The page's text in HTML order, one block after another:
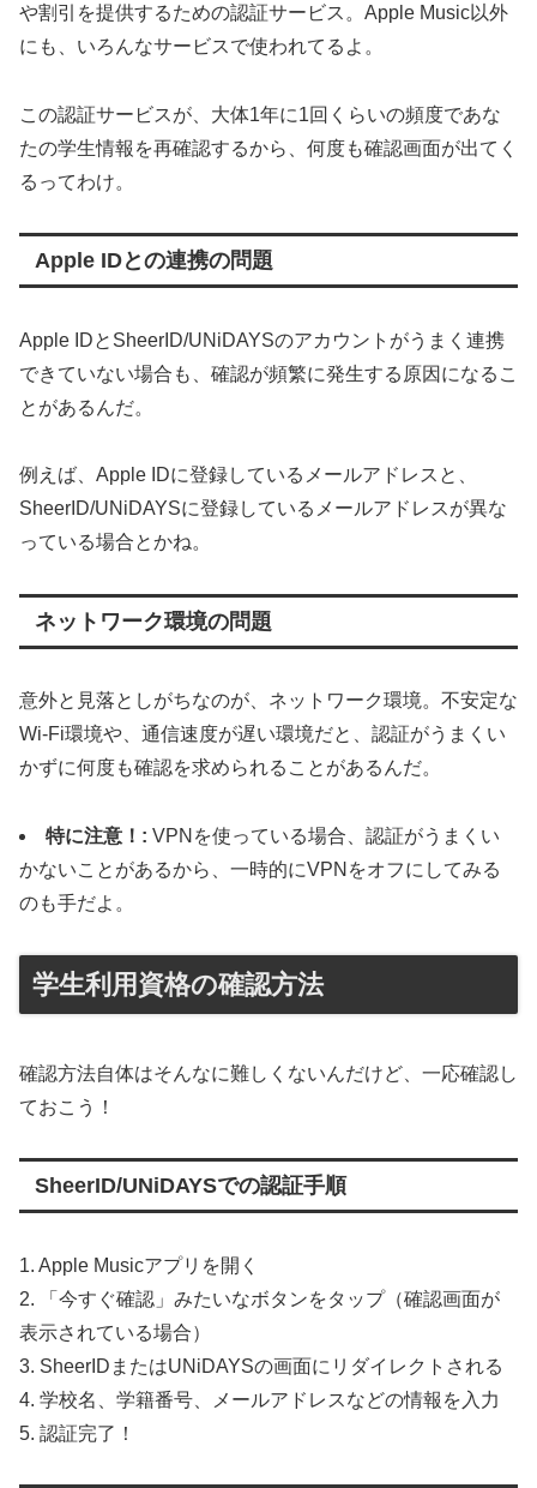
や割引を提供するための認証サービス。Apple Music以外
にも、いろんなサービスで使われてるよ。
この認証サービスが、大体1年に1回くらいの頻度であな
たの学生情報を再確認するから、何度も確認画面が出てく
るってわけ。
Apple IDとの連携の問題
Apple IDとSheerID/UNiDAYSのアカウントがうまく連携
できていない場合も、確認が頻繁に発生する原因になるこ
とがあるんだ。
例えば、Apple IDに登録しているメールアドレスと、
SheerID/UNiDAYSに登録しているメールアドレスが異な
っている場合とかね。
ネットワーク環境の問題
意外と見落としがちなのが、ネットワーク環境。不安定な
Wi-Fi環境や、通信速度が遅い環境だと、認証がうまくい
かずに何度も確認を求められることがあるんだ。
特に注意！: VPNを使っている場合、認証がうまくい
かないことがあるから、一時的にVPNをオフにしてみる
のも手だよ。
学生利用資格の確認方法
確認方法自体はそんなに難しくないんだけど、一応確認し
ておこう！
SheerID/UNiDAYSでの認証手順
1. Apple Musicアプリを開く
2. 「今すぐ確認」みたいなボタンをタップ（確認画面が
表示されている場合）
3. SheerIDまたはUNiDAYSの画面にリダイレクトされる
4. 学校名、学籍番号、メールアドレスなどの情報を入力
5. 認証完了！